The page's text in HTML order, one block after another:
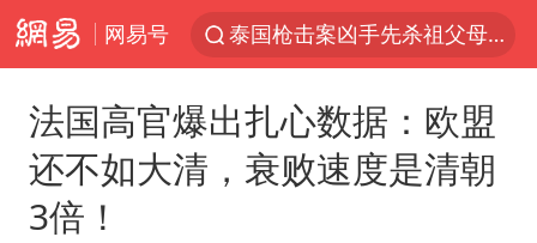
网易号
泰国枪击案凶手先杀祖父母后行凶
女子开一天一夜空调后二氧化碳中毒
泰国校园枪击案死亡人数升至7人
法国高官爆出扎心数据：欧盟
还不如大清，衰败速度是清朝
3倍！